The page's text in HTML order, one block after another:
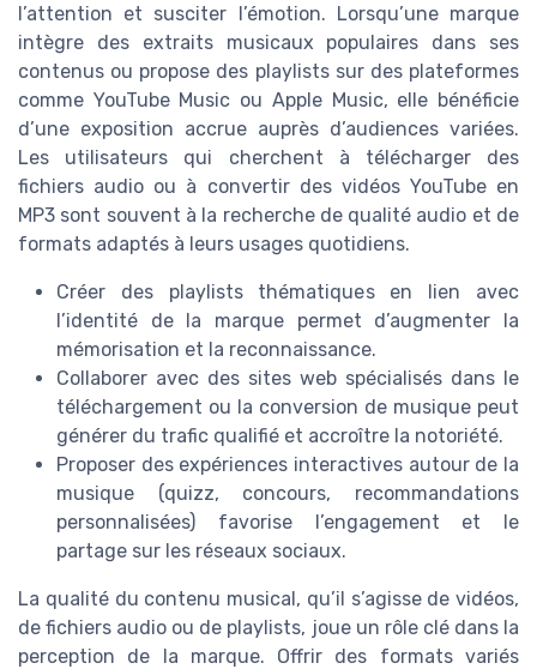
l’attention et susciter l’émotion. Lorsqu’une marque
intègre des extraits musicaux populaires dans ses
contenus ou propose des playlists sur des plateformes
comme YouTube Music ou Apple Music, elle bénéficie
d’une exposition accrue auprès d’audiences variées.
Les utilisateurs qui cherchent à télécharger des
fichiers audio ou à convertir des vidéos YouTube en
MP3 sont souvent à la recherche de qualité audio et de
formats adaptés à leurs usages quotidiens.
Créer des playlists thématiques en lien avec
l’identité de la marque permet d’augmenter la
mémorisation et la reconnaissance.
Collaborer avec des sites web spécialisés dans le
téléchargement ou la conversion de musique peut
générer du trafic qualifié et accroître la notoriété.
Proposer des expériences interactives autour de la
musique (quizz, concours, recommandations
personnalisées) favorise l’engagement et le
partage sur les réseaux sociaux.
La qualité du contenu musical, qu’il s’agisse de vidéos,
de fichiers audio ou de playlists, joue un rôle clé dans la
perception de la marque. Offrir des formats variés